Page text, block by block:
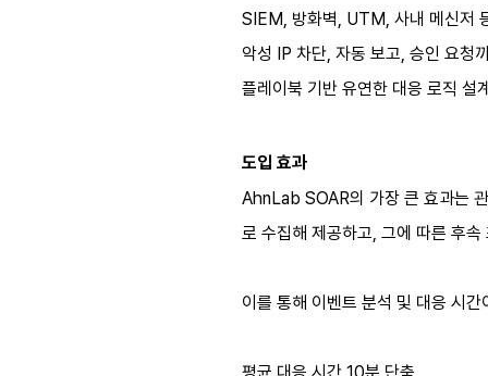
SIEM, 방화벽, UTM, 사내 메신저
악성 IP 차단, 자동 보고, 승인 요청
플레이북 기반 유연한 대응 로직 설
도입 효과
AhnLab SOAR의 가장 큰 효과는
로 수집해 제공하고, 그에 따른 후
이를 통해 이벤트 분석 및 대응 시